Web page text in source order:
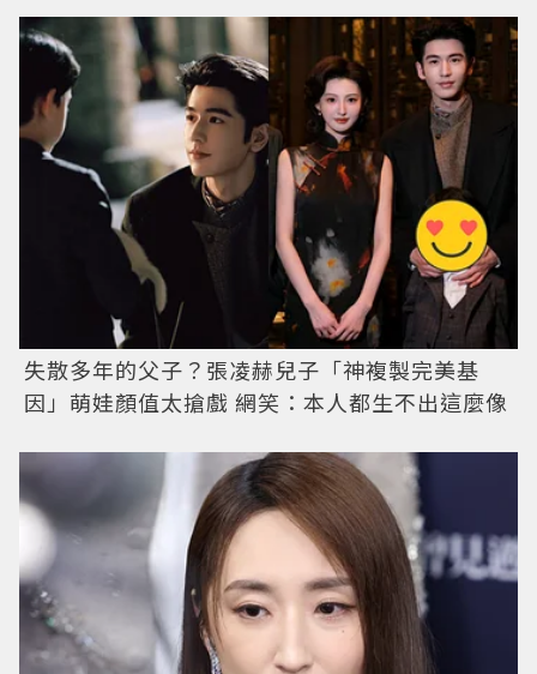
失散多年的父子？張凌赫兒子「神複製完美基
因」萌娃顏值太搶戲 網笑：本人都生不出這麼像